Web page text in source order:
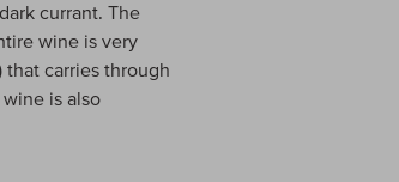
currant. The
wine is very
carries through
is also